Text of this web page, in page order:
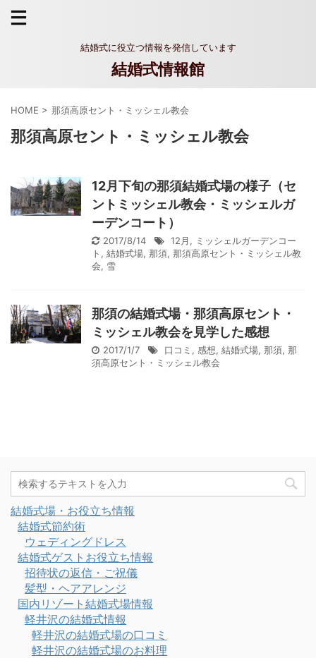
結婚式に役立つ情報を発信しています
結婚式情報館
HOME > 那須高原セント・ミッシェル教会
那須高原セント・ミッシェル教会
12月下旬の那須結婚式場の様子（セ
ントミッシェル教会・ミッシェルガ
ーデンコート）
2017/8/14 12月 , ミッシェルガーデンコー
ト , 結婚式場, 那須, 那須高原セント・ミッシェル教
会, 雪
那須の結婚式場・那須高原セント・
ミッシェル教会を見学した感想
2017/1/7 口コミ , 感想, 結婚式場, 那須, 那
須高原セント・ミッシェル教会
結婚式場・お役立ち情報
結婚式節約術
ウェディングドレス
結婚式ゲストお役立ち情報
招待状の返信・ご祝儀
髪型・ヘアアレンジ
国内リゾート結婚式場情報
軽井沢の結婚式情報
軽井沢の結婚式場の口コミ
軽井沢の結婚式場のお料理